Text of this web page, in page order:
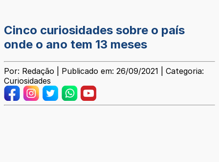
Cinco curiosidades sobre o país
onde o ano tem 13 meses
Por: Redação | Publicado em: 26/09/2021 | Categoria:
Curiosidades